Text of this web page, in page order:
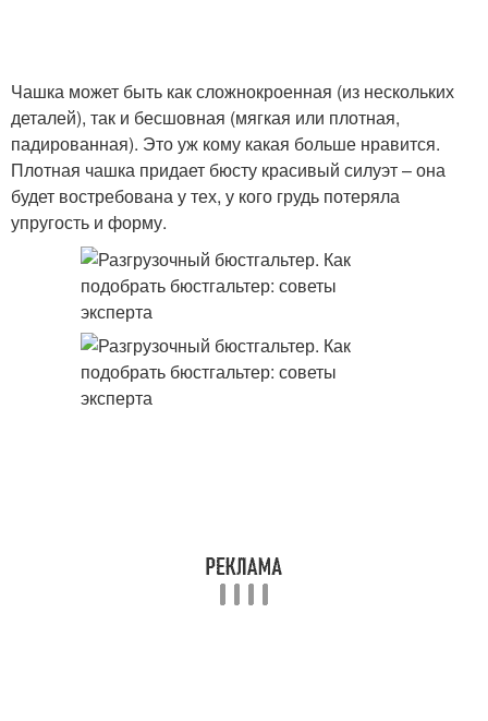
Чашка может быть как сложнокроенная (из нескольких
деталей), так и бесшовная (мягкая или плотная,
падированная). Это уж кому какая больше нравится.
Плотная чашка придает бюсту красивый силуэт – она
будет востребована у тех, у кого грудь потеряла
упругость и форму.